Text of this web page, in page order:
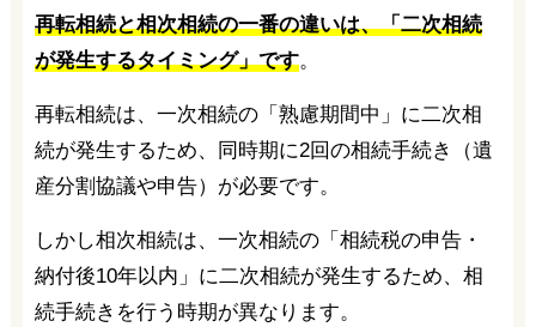
再転相続と相次相続の一番の違いは、「二次相続
が発生するタイミング」です。
再転相続は、一次相続の「熟慮期間中」に二次相
続が発生するため、同時期に2回の相続手続き（遺
産分割協議や申告）が必要です。
しかし相次相続は、一次相続の「相続税の申告・
納付後10年以内」に二次相続が発生するため、相
続手続きを行う時期が異なります。